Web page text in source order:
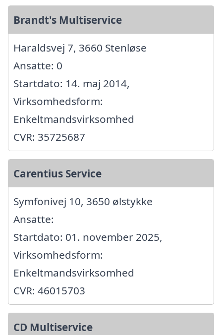
Brandt's Multiservice
Haraldsvej 7, 3660 Stenløse
Ansatte: 0
Startdato: 14. maj 2014,
Virksomhedsform:
Enkeltmandsvirksomhed
CVR: 35725687
Carentius Service
Symfonivej 10, 3650 ølstykke
Ansatte:
Startdato: 01. november 2025,
Virksomhedsform:
Enkeltmandsvirksomhed
CVR: 46015703
CD Multiservice